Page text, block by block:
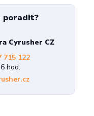
poradit?
Cyrusher CZ
715 122
hod.